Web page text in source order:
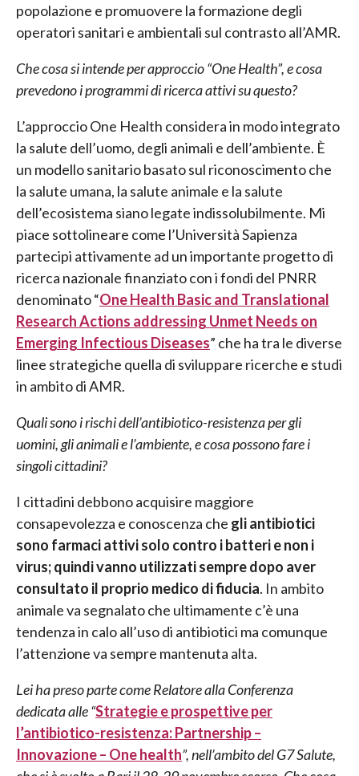
popolazione e promuovere la formazione degli
operatori sanitari e ambientali sul contrasto all’AMR.
Che cosa si intende per approccio “One Health”, e cosa
prevedono i programmi di ricerca attivi su questo?
L’approccio One Health considera in modo integrato
la salute dell’uomo, degli animali e dell’ambiente. È
un modello sanitario basato sul riconoscimento che
la salute umana, la salute animale e la salute
dell’ecosistema siano legate indissolubilmente. Mi
piace sottolineare come l’Università Sapienza
partecipi attivamente ad un importante progetto di
ricerca nazionale finanziato con i fondi del PNRR
denominato “One Health Basic and Translational
Research Actions addressing Unmet Needs on
Emerging Infectious Diseases” che ha tra le diverse
linee strategiche quella di sviluppare ricerche e studi
in ambito di AMR.
Quali sono i rischi dell’antibiotico-resistenza per gli
uomini, gli animali e l’ambiente, e cosa possono fare i
singoli cittadini?
I cittadini debbono acquisire maggiore
consapevolezza e conoscenza che gli antibiotici
sono farmaci attivi solo contro i batteri e non i
virus; quindi vanno utilizzati sempre dopo aver
consultato il proprio medico di fiducia. In ambito
animale va segnalato che ultimamente c’è una
tendenza in calo all’uso di antibiotici ma comunque
l’attenzione va sempre mantenuta alta.
Lei ha preso parte come Relatore alla Conferenza
dedicata alle “Strategie e prospettive per
l’antibiotico-resistenza: Partnership –
Innovazione – One health”, nell’ambito del G7 Salute,